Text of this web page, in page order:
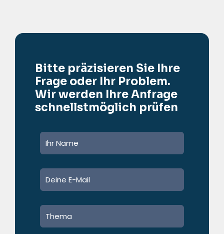
Bitte präzisieren Sie Ihre
Frage oder Ihr Problem.
Wir werden Ihre Anfrage
schnellstmöglich prüfen